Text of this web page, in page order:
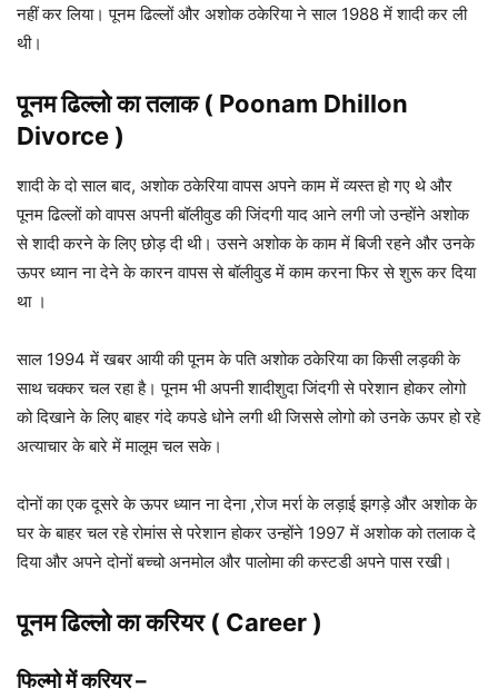
नहीं कर लिया। पूनम ढिल्लों और अशोक ठकेरिया ने साल 1988 में शादी कर ली
थी।
पूनम ढिल्लो का तलाक( Poonam Dhillon
Divorce )
शादी के दो साल बाद, अशोक ठकेरिया वापस अपने काम में व्यस्त हो गए थे और
पूनम ढिल्लों को वापस अपनी बॉलीवुड की जिंदगी याद आने लगी जो उन्होंने अशोक
से शादी करने के लिए छोड़ दी थी। उसने अशोक के काम में बिजी रहने और उनके
ऊपर ध्यान ना देने के कारन वापस से बॉलीवुड में काम करना फिर से शुरू कर दिया
था ।
साल 1994 में खबर आयी की पूनम के पति अशोक ठकेरिया का किसी लड़की के
साथ चक्कर चल रहा है। पूनम भी अपनी शादीशुदा जिंदगी से परेशान होकर लोगो
को दिखाने के लिए बाहर गंदे कपडे धोने लगी थी जिससे लोगो को उनके ऊपर हो रहे
अत्याचार के बारे में मालूम चल सके।
दोनों का एक दूसरे के ऊपर ध्यान ना देना ,रोज मर्रा के लड़ाई झगड़े और अशोक के
घर के बाहर चल रहे रोमांस से परेशान होकर उन्होंने 1997 में अशोक को तलाक दे
दिया और अपने दोनों बच्चो अनमोल और पालोमा की कस्टडी अपने पास रखी।
पूनम ढिल्लोका करियर ( Career )
फिल्मो में करियर–